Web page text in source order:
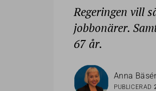
Regeringen vill
jobbonärer.
67 år.
Anna
PUBLICERAD